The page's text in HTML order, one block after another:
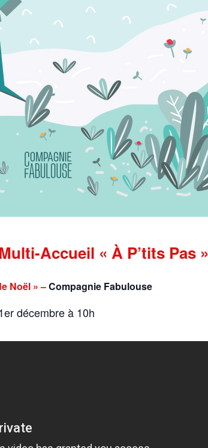
Accueil « À P’tits Pas »
Noël » –Compagnie Fabulouse
décembre à 10h